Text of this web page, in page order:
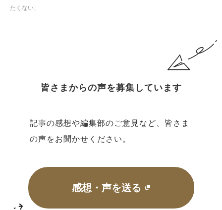
たくない」
皆さまからの声を募集しています
記事の感想や編集部のご意見など、皆さま
の声をお聞かせください。
感想・声を送る